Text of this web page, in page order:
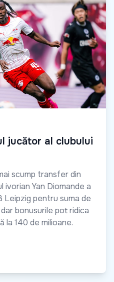
jucător al clubului
scump transfer din
ivorian Yan Diomande a
Leipzig pentru suma de
bonusurile pot ridica
la 140 de milioane.